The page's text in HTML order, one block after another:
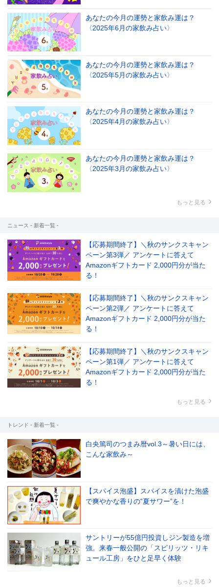
あなたの今月の運勢と家飲み運は？
〈2025年6月の家飲み占い〉
あなたの今月の運勢と家飲み運は？
〈2025年5月の家飲み占い〉
あなたの今月の運勢と家飲み運は？
〈2025年4月の家飲み占い〉
あなたの今月の運勢と家飲み運は？
〈2025年3月の家飲み占い〉
もっと見る
ニュース - 新着一覧 -
【応募期間終了】＼秋のサンクスキャン
ペーン第3弾／ アンケートに答えて
Amazonギフトカード 2,000円分が当た
る！
【応募期間終了】＼秋のサンクスキャン
ペーン第2弾／ アンケートに答えて
Amazonギフトカード 2,000円分が当た
る！
【応募期間終了】＼秋のサンクスキャン
ペーン第1弾／ アンケートに答えて
Amazonギフトカード 2,000円分が当た
る！
もっと見る
トレンド - 新着一覧 -
白央篤司のつまみ暦vol.3～暑い日には、
こんな家飲み～
【スパイス泡盛】スパイスを漬けた泡盛
で爽やかな香りの‟夏サワー”を！
サントリーが55億円投資しジン製造を増
強。来春一般公開の「スピリッツ・リキ
ュール工房」をひと足早く体験
もっと見る